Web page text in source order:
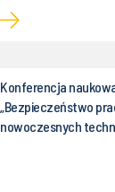
Konferencja
„Bezpieczeństwo
nowoczesnych